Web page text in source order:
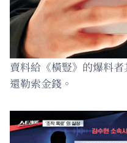
賣料給《橫豎》的爆料
還勒索金錢。